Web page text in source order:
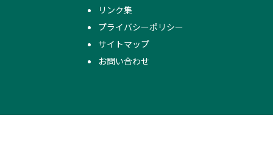
リンク集
プライバシーポリシー
サイトマップ
お問い合わせ